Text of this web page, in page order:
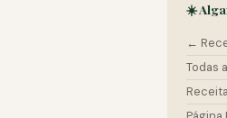
☀️
←
Todas